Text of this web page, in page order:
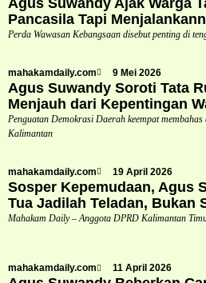
Pancasila Tapi
Perda Wawasan Kebangsaan disebut penting di
mahakamdaily.com 9 Mei 2026
Agus Suwandy Soroti Tata
Menjauh dari Kepentingan
Penguatan Demokrasi Daerah keempat
Kalimantan
mahakamdaily.com 19 April 2026
Sosper Kepemudaan, Agus
Tua Jadilah Teladan, Bukan
Mahakam Daily – Anggota DPRD Kalimantan
mahakamdaily.com 11 April 2026